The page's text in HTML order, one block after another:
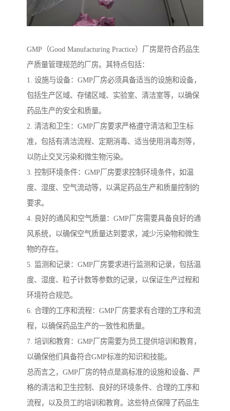
GMP（Good Manufacturing Practice）厂房是符合药品生
产质量管理规范的厂房。其特点包括：
1. 设施与设备：GMP厂房必须具备适当的设施和设备，
包括生产区域、存储区域、实验室、清洁室等，以确保
药品生产的安全和质量。
2. 清洁和卫生：GMP厂房要求严格遵守清洁和卫生标
准，包括有清洁流程、定期消毒、适当使用消毒剂等，
以防止交叉污染和微生物污染。
3. 控制环境条件：GMP厂房要求控制环境条件，如温
度、湿度、空气流动等，以满足药品生产和质量控制的
要求。
4. 良好的通风和空气质量：GMP厂房需要具备良好的通
风系统，以确保空气质量达到要求，减少污染物和微生
物的存在。
5. 监测和记录：GMP厂房要求进行监测和记录，包括温
度、湿度、粒子计数等参数的记录，以保证生产过程和
环境符合规范。
6. 合理的工序和流程：GMP厂房要求有合理的工序和流
程，以确保药品生产的一致性和质量。
7. 培训和教育：GMP厂房需要为员工提供培训和教育，
以确保他们具备符合GMP标准的知识和技能。
总而言之，GMP厂房的特点是高标准的设施和设备、严
格的清洁和卫生控制、良好的环境条件、合理的工序和
流程，以及员工的培训和教育。这些特点保障了药品生